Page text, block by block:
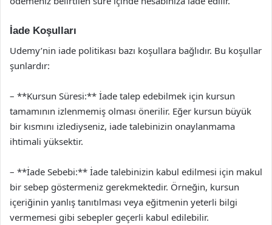
İade Koşulları
Udemy’nin iade politikası bazı koşullara bağlıdır. Bu koşullar
şunlardır:
– **Kursun Süresi:** İade talep edebilmek için kursun
tamamının izlenmemiş olması önerilir. Eğer kursun büyük
bir kısmını izlediyseniz, iade talebinizin onaylanmama
ihtimali yüksektir.
– **İade Sebebi:** İade talebinizin kabul edilmesi için makul
bir sebep göstermeniz gerekmektedir. Örneğin, kursun
içeriğinin yanlış tanıtılması veya eğitmenin yeterli bilgi
vermemesi gibi sebepler geçerli kabul edilebilir.